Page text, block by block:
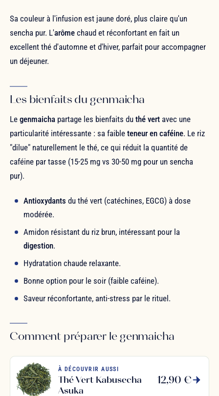
Sa couleur à l'infusion est jaune doré, plus claire qu'un
sencha pur. L'arôme chaud et réconfortant en fait un
excellent thé d'automne et d'hiver, parfait pour accompagner
un déjeuner.
Les bienfaits du genmaicha
Le genmaicha partage les bienfaits du thé vert avec une
particularité intéressante : sa faible teneur en caféine. Le riz
"dilue" naturellement le thé, ce qui réduit la quantité de
caféine par tasse (15-25 mg vs 30-50 mg pour un sencha
pur).
Antioxydants du thé vert (catéchines, EGCG) à dose
modérée.
Amidon résistant du riz brun, intéressant pour la
digestion.
Hydratation chaude relaxante.
Bonne option pour le soir (faible caféine).
Saveur réconfortante, anti-stress par le rituel.
Comment préparer le genmaicha
À DÉCOUVRIR AUSSI
Thé Vert Kabusecha
Asuka
12,90 €